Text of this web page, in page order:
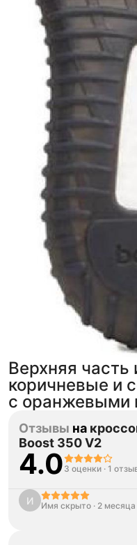
Верхняя
коричневые и
с оранжевыми
Отзывы на
Boost 350 V2
4.0 3 оценки · 1
И Имя скрыто · 2 месяца